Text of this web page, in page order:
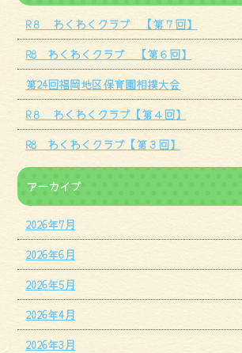
R８ わくわくクラブ 【第７回】
R8 わくわくクラブ 【第６回】
第24回福岡地区保育園相撲大会
R８ わくわくクラブ【第４回】
R8 わくわくクラブ【第３回】
アーカイブ
2026年7月
2026年6月
2026年5月
2026年4月
2026年3月